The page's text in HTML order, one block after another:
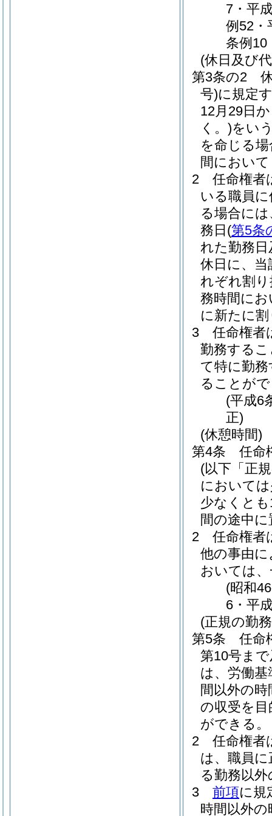
7・平
例52・
条例10
(休日及び
第3条の2
号)に規定
12月29日
く。)をい
を命じる
間におい
2
任命権者
いる職員
る場合に
務日 (第5条
れた勤務
休日に、
れぞれ割
務時間に
に新たに
3
任命権者
勤務する
て特に勤
ることが
(平成6
正)
(休憩時間)
第4条
任命
(以下「正
において
少なくと
間の途中
2
任命権者
他の事由
おいては
(昭和
6・平
(正規の勤
第5条
任命
第10号ま
は、労働基
間以外の
の収受を
ができる。
2
任命権者
は、職員
る勤務以
3
前項に規
時間以外